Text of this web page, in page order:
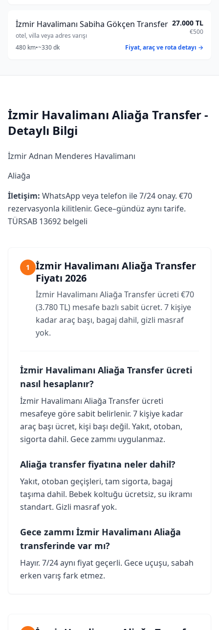
İzmir Havalimanı Sabiha Gökçen Transfer
otel, villa veya adres varışı
27.000 TL
€500
480 km•~330 dk Fiyat, araç ve rota detayı →
İzmir Havalimanı Aliağa Transfer -
Detaylı Bilgi
İzmir Adnan Menderes Havalimanı
Aliağa
İletişim: WhatsApp veya telefon ile 7/24 onay. €70
rezervasyonla kilitlenir. Gece–gündüz aynı tarife.
TÜRSAB 13692 belgeli
1
İzmir Havalimanı Aliağa Transfer
Fiyatı 2026
İzmir Havalimanı Aliağa Transfer ücreti €70
(3.780 TL) mesafe bazlı sabit ücret. 7 kişiye
kadar araç başı, bagaj dahil, gizli masraf
yok.
İzmir Havalimanı Aliağa Transfer ücreti
nasıl hesaplanır?
İzmir Havalimanı Aliağa Transfer ücreti
mesafeye göre sabit belirlenir. 7 kişiye kadar
araç başı ücret, kişi başı değil. Yakıt, otoban,
sigorta dahil. Gece zammı uygulanmaz.
Aliağa transfer fiyatına neler dahil?
Yakıt, otoban geçişleri, tam sigorta, bagaj
taşıma dahil. Bebek koltuğu ücretsiz, su ikramı
standart. Gizli masraf yok.
Gece zammı İzmir Havalimanı Aliağa
transferinde var mı?
Hayır. 7/24 aynı fiyat geçerli. Gece uçuşu, sabah
erken varış fark etmez.